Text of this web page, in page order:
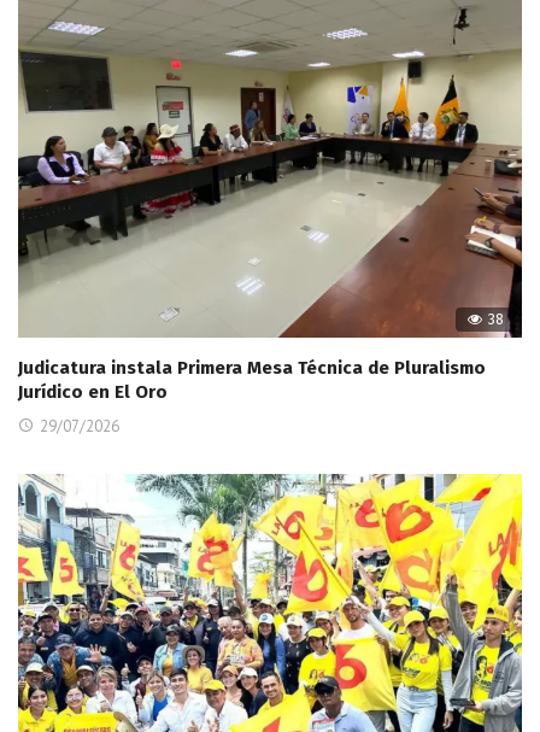
38
Judicatura instala Primera Mesa Técnica de Pluralismo
Jurídico en El Oro
29/07/2026